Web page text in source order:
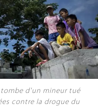
d'un mineur tué
contre la drogue du